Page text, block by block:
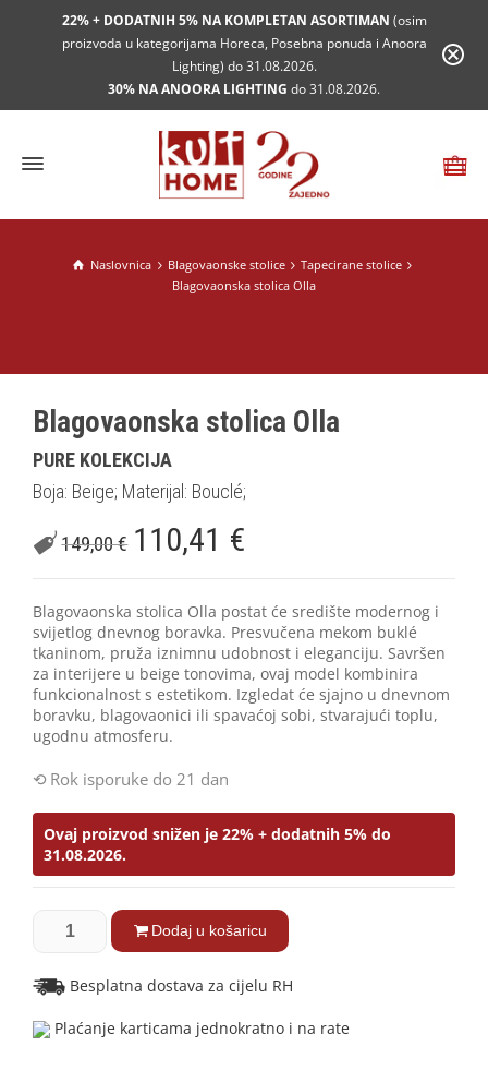
22% + DODATNIH 5% NA KOMPLETAN ASORTIMAN (osim
proizvoda u kategorijama Horeca, Posebna ponuda i Anoora
Lighting) do 31.08.2026.
30% NA ANOORA LIGHTING do 31.08.2026.
Naslovnica Blagovaonske stolice
Tapecirane stolice
Blagovaonska stolica Olla
Blagovaonska stolica Olla
PURE KOLEKCIJA
Boja: Beige; Materijal: Bouclé;
149,00€ 110,41 €
Blagovaonska stolica Olla postat će središte modernog i
svijetlog dnevnog boravka. Presvučena mekom buklé
tkaninom, pruža iznimnu udobnost i eleganciju. Savršen
za interijere u beige tonovima, ovaj model kombinira
funkcionalnost s estetikom. Izgledat će sjajno u dnevnom
boravku, blagovaonici ili spavaćoj sobi, stvarajući toplu,
ugodnu atmosferu.
Rok isporuke do 21 dan
Ovaj proizvod snižen je 22% + dodatnih 5% do
31.08.2026.
Dodaj u košaricu
Besplatna dostava za cijelu RH
Plaćanje karticama jednokratno i na rate